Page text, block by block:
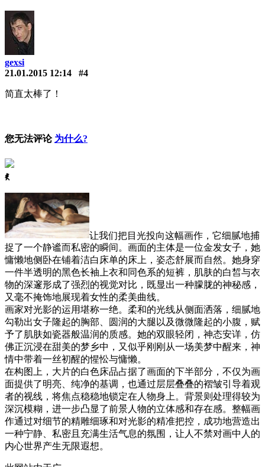
gexsi
21.01.2015 12:14
#4
简直太棒了！
您无法评论 为什么?
ꈅ
让我们把目光投向这幅画作，它细腻地捕
捉了一个静谧而私密的瞬间。画面的主体是一位金发女子，她
慵懒地侧卧在铺着洁白床单的床上，姿态舒展而自然。她身穿
一件半透明的黑色长袖上衣和同色系的短裤，肌肤的白皙与衣
物的深邃形成了强烈的视觉对比，既显出一种朦胧的神秘感，
又毫不掩饰地展现着女性的柔美曲线。
画家对光影的运用堪称一绝。柔和的光线从侧面洒落，细腻地
勾勒出女子隆起的胸部、圆润的大腿以及微微隆起的小腹，赋
予了肌肤如瓷器般温润的质感。她的双眼轻闭，神态安详，仿
佛正沉浸在甜美的梦乡中，又似乎刚刚从一场美梦中醒来，神
情中带着一丝初醒的惺忪与慵懒。
在构图上，大片的白色床品占据了画面的下半部分，不仅为画
面提供了明亮、纯净的基调，也通过层层叠叠的褶皱引导着观
者的视线，将焦点稳稳地锁定在人物身上。背景则处理得较为
深沉模糊，进一步凸显了前景人物的立体感和存在感。整幅画
作通过对细节的精雕细琢和对光影的精准把控，成功地营造出
一种宁静、私密且充满生活气息的氛围，让人不禁对画中人的
内心世界产生无限遐想。